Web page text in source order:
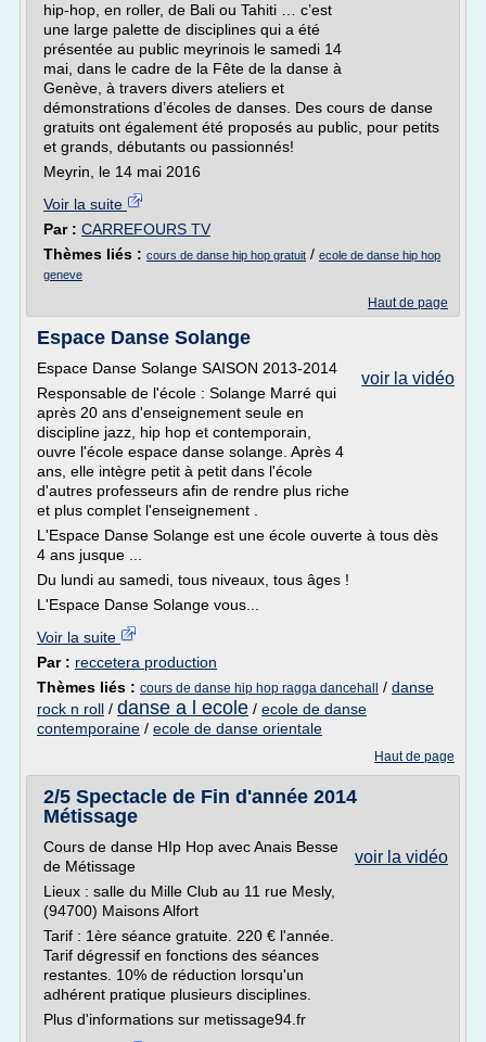
hip-hop, en roller, de Bali ou Tahiti … c’est
une large palette de disciplines qui a été
présentée au public meyrinois le samedi 14
mai, dans le cadre de la Fête de la danse à
Genève, à travers divers ateliers et
démonstrations d’écoles de danses. Des cours de danse
gratuits ont également été proposés au public, pour petits
et grands, débutants ou passionnés!
Meyrin, le 14 mai 2016
Voir la suite
Par : CARREFOURS TV
Thèmes liés : cours de danse hip hop gratuit / ecole de danse hip hop
geneve
Haut de page
Espace Danse Solange
voir la vidéo
Espace Danse Solange SAISON 2013-2014
Responsable de l'école : Solange Marré qui
après 20 ans d'enseignement seule en
discipline jazz, hip hop et contemporain,
ouvre l'école espace danse solange. Après 4
ans, elle intègre petit à petit dans l'école
d'autres professeurs afin de rendre plus riche
et plus complet l'enseignement .
L'Espace Danse Solange est une école ouverte à tous dès
4 ans jusque ...
Du lundi au samedi, tous niveaux, tous âges !
L'Espace Danse Solange vous...
Voir la suite
Par : reccetera production
Thèmes liés : cours de danse hip hop ragga dancehall / danse
rock n roll / danse a l ecole / ecole de danse
contemporaine / ecole de danse orientale
Haut de page
2/5 Spectacle de Fin d'année 2014
Métissage
voir la vidéo
Cours de danse HIp Hop avec Anais Besse
de Métissage
Lieux : salle du Mille Club au 11 rue Mesly,
(94700) Maisons Alfort
Tarif : 1ère séance gratuite. 220 € l'année.
Tarif dégressif en fonctions des séances
restantes. 10% de réduction lorsqu'un
adhérent pratique plusieurs disciplines.
Plus d'informations sur metissage94.fr